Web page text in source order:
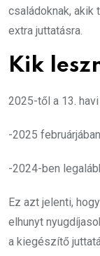
családoknak,
extra juttatásra.
Kik
2025-től a 13.
-2025
-2024-ben
Ez azt jelenti,
elhunyt
a kiegészítő